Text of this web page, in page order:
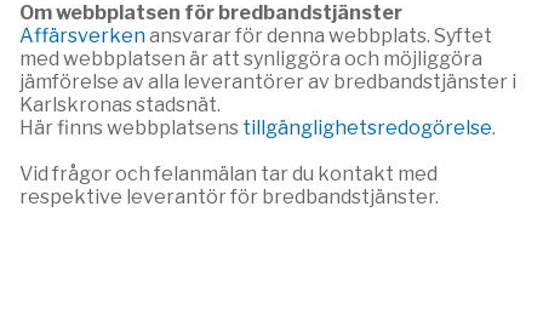
Om webbplatsen för bredbandstjänster
Affärsverkenansvarar för denna webbplats. Syftet
med webbplatsen är att synliggöra och möjliggöra
jämförelse av alla leverantörer av bredbandstjänster i
Karlskronas stadsnät.
Här finns webbplatsens tillgänglighetsredogörelse.
Vid frågor och felanmälan tar du kontakt med
respektive leverantör för bredbandstjänster.